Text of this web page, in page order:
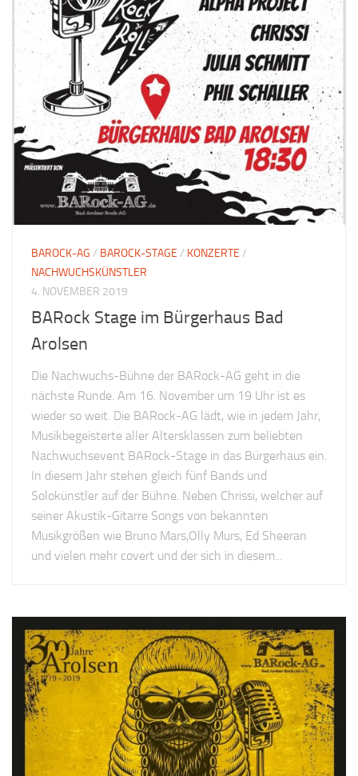
BAROCK-AG / BAROCK-STAGE / KONZERTE /
NACHWUCHSKÜNSTLER
4. NOVEMBER 2019
BARock Stage im Bürgerhaus Bad
Arolsen
Die Nachwuchs-Bühne der BARock-AG geht in die
nächste Runde. Am 16. November um 19 Uhr ist es
wieder so weit. Die BARock-AG lädt, wie in jedem Jahr,
Musikbegeisterte aller Altersklassen zum beliebten
Nachwuchsevent BARock-Stage in das Bürgerhaus ein.
In diesem Jahr stehen gleich fünf Bands und
Solokünstler auf der Bühne. Neben Chrissi, welcher auf
seiner Akustik-Gitarre Songs von bekannten
Musikgrößen wie Bruno Mars,Olly Murs, Ed Sheeran
und vielen mehr covert und der sich in diesem...